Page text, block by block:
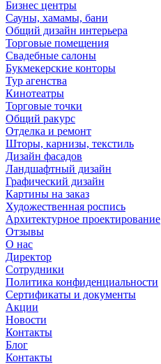
Бизнес центры
Сауны, хамамы, бани
Общий дизайн интерьера
Торговые помещения
Свадебные салоны
Букмекерские конторы
Тур агенства
Кинотеатры
Торговые точки
Общий ракурс
Отделка и ремонт
Шторы, карнизы, текстиль
Дизайн фасадов
Ландшафтный дизайн
Графический дизайн
Картины на заказ
Художественная роспись
Архитектурное проектирование
Отзывы
О нас
Директор
Сотрудники
Политика конфиденциальности
Сертификаты и документы
Акции
Новости
Контакты
Блог
Контакты